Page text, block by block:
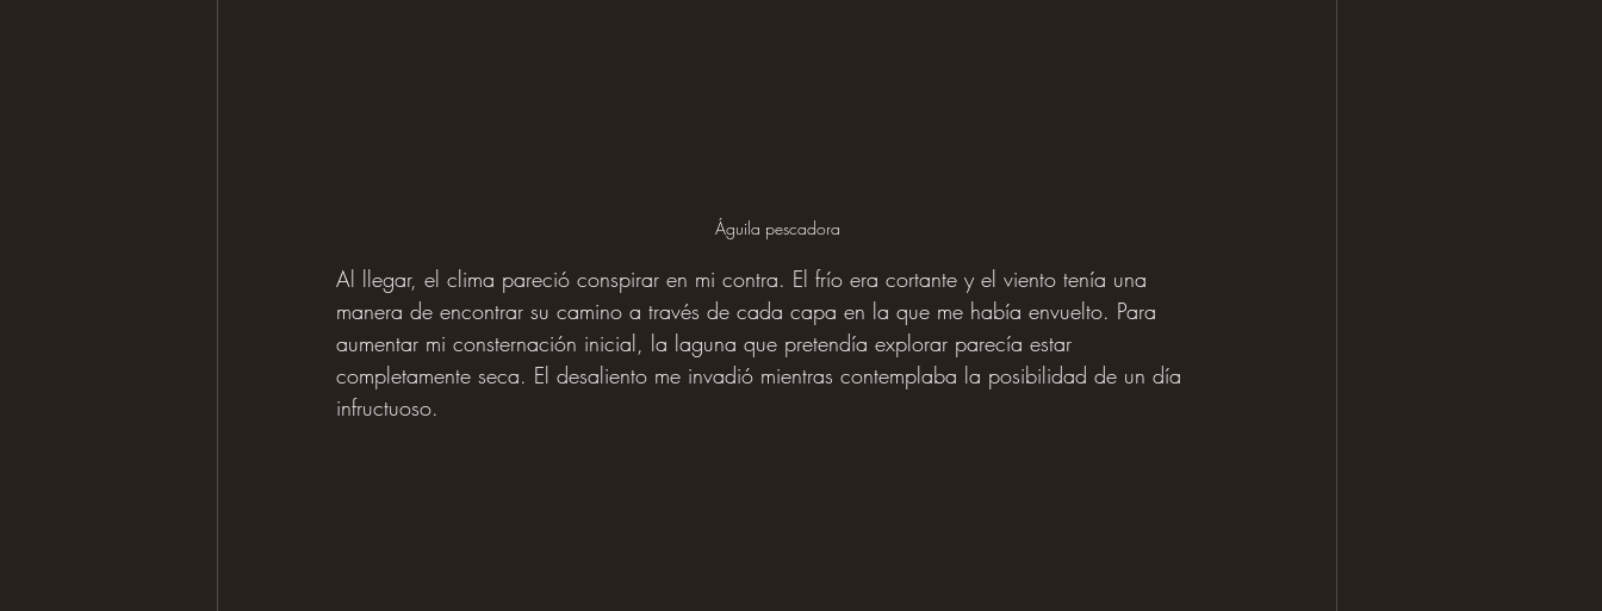
Águila pescadora
Al llegar, el clima pareció conspirar en mi contra. El frío era cortante y el viento tenía una
manera de encontrar su camino a través de cada capa en la que me había envuelto. Para
aumentar mi consternación inicial, la laguna que pretendía explorar parecía estar
completamente seca. El desaliento me invadió mientras contemplaba la posibilidad de un día
infructuoso.